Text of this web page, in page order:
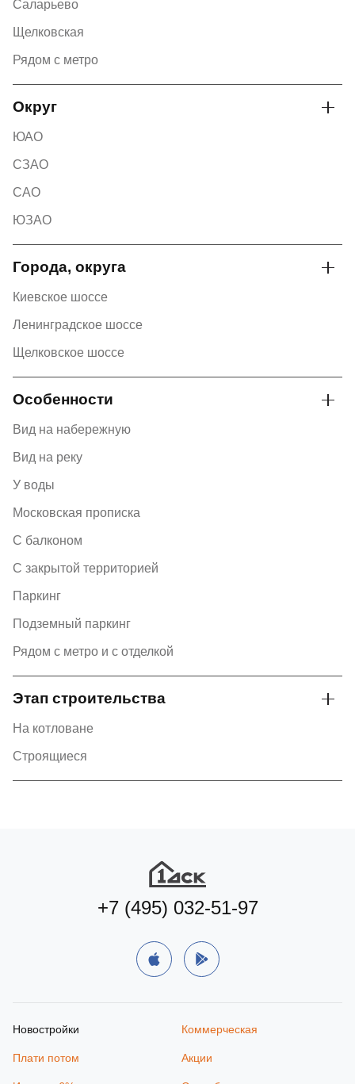
Саларьево
Щелковская
Рядом с метро
Округ
ЮАО
СЗАО
САО
ЮЗАО
Города, округа
Киевское шоссе
Ленинградское шоссе
Щелковское шоссе
Особенности
Вид на набережную
Вид на реку
У воды
Московская прописка
С балконом
С закрытой территорией
Паркинг
Подземный паркинг
Рядом с метро и с отделкой
Этап строительства
На котловане
Строящиеся
+7 (495) 032-51-97
Новостройки Коммерческая
Плати потом Акции